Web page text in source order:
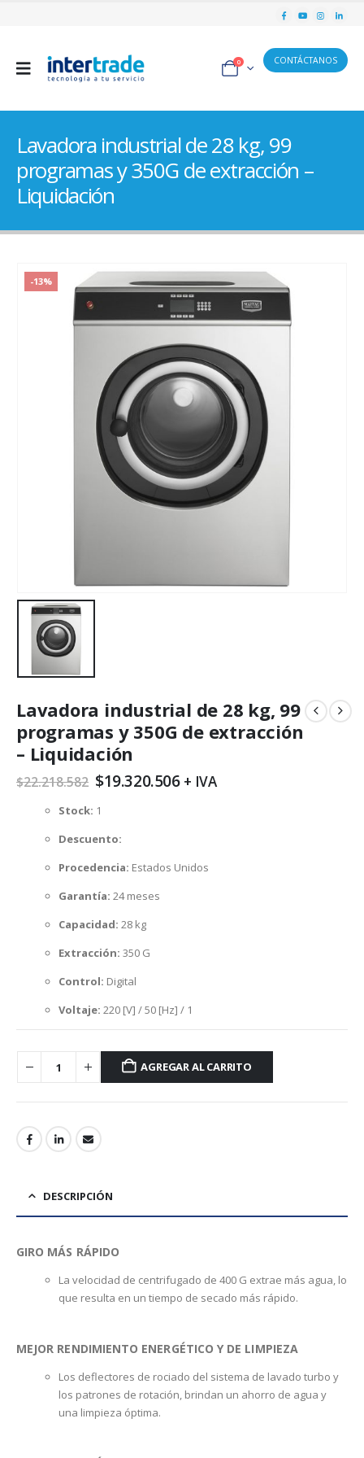
0 CONTÁCTANOS
Lavadora industrial de 28 kg, 99
programas y 350G de extracción –
Liquidación
-13%
Lavadora industrial de 28 kg, 99
programas y 350G de extracción
– Liquidación
$22.218.582 El
precio
original
$22.218.582.
$19.320.506El+ IVA
Stock: 1
Descuento:
Procedencia: Estados Unidos
Garantía: 24 meses
Capacidad: 28 kg
Extracción: 350 G
Control: Digital
Voltaje: 220 [V] / 50 [Hz] / 1
AGREGAR AL CARRITO
DESCRIPCIÓN
GIRO MÁS RÁPIDO
La velocidad de centrifugado de 400 G extrae más agua, lo
que resulta en un tiempo de secado más rápido.
MEJOR RENDIMIENTO ENERGÉTICO Y DE LIMPIEZA
Los deflectores de rociado del sistema de lavado turbo y
los patrones de rotación, brindan un ahorro de agua y
una limpieza óptima.